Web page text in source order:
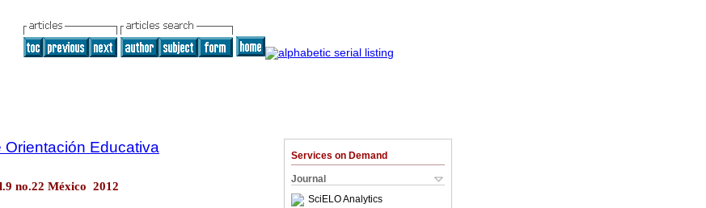
Services on Demand
Journal
SciELO Analytics
Educativa
no.22 México 2012